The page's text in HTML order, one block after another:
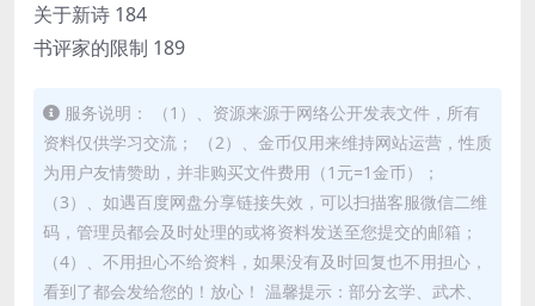
关于新诗 184
书评家的限制 189
服务说明： （1）、资源来源于网络公开发表文件，所有
资料仅供学习交流； （2）、金币仅用来维持网站运营，性质
为用户友情赞助，并非购买文件费用（1元=1金币）；
（3）、如遇百度网盘分享链接失效，可以扫描客服微信二维
码，管理员都会及时处理的或将资料发送至您提交的邮箱；
（4）、不用担心不给资料，如果没有及时回复也不用担心，
看到了都会发给您的！放心！ 温馨提示：部分玄学、武术、